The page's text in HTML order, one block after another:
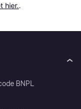
hier..
BNPL